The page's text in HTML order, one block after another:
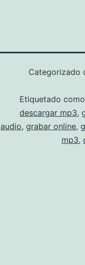
Categorizado
Etiquetado como
descargar mp3,
audio, grabar online,
mp3,